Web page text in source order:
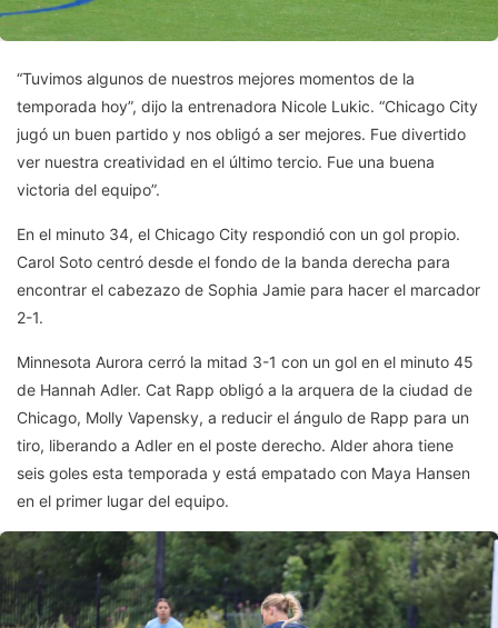
“Tuvimos algunos de nuestros mejores momentos de la
temporada hoy”, dijo la entrenadora Nicole Lukic. “Chicago City
jugó un buen partido y nos obligó a ser mejores. Fue divertido
ver nuestra creatividad en el último tercio. Fue una buena
victoria del equipo”.
En el minuto 34, el Chicago City respondió con un gol propio.
Carol Soto centró desde el fondo de la banda derecha para
encontrar el cabezazo de Sophia Jamie para hacer el marcador
2-1.
Minnesota Aurora cerró la mitad 3-1 con un gol en el minuto 45
de Hannah Adler. Cat Rapp obligó a la arquera de la ciudad de
Chicago, Molly Vapensky, a reducir el ángulo de Rapp para un
tiro, liberando a Adler en el poste derecho. Alder ahora tiene
seis goles esta temporada y está empatado con Maya Hansen
en el primer lugar del equipo.